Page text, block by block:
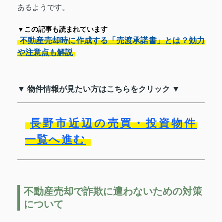
あるようです。
▼この記事も読まれています
不動産売却時に作成する「売渡承諾書」とは？効力
や注意点も解説
▼ 物件情報が見たい方はこちらをクリック ▼
長野市近辺の売買・投資物件
一覧へ進む
不動産売却で詐欺に遭わないための対策
について